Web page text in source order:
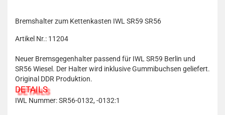
Bremshalter zum Kettenkasten IWL SR59 SR56
Artikel Nr.: 11204
Neuer Bremsgegenhalter passend für IWL SR59 Berlin und
SR56 Wiesel. Der Halter wird inklusive Gummibuchsen geliefert.
Original DDR Produktion.
DETAILS
IWL Nummer: SR56-0132, -0132:1